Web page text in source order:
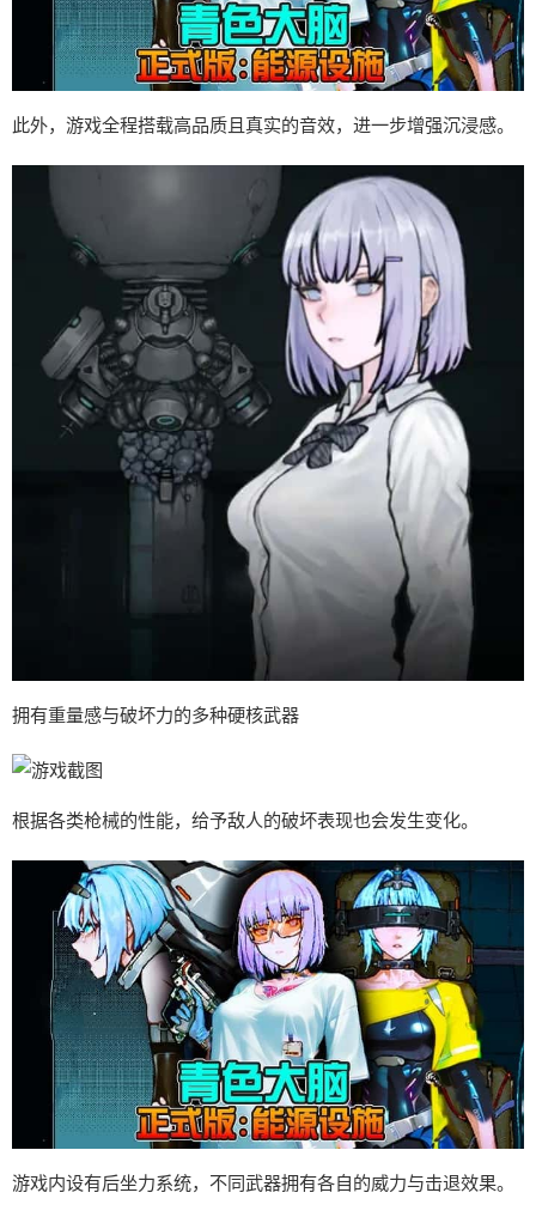
此外，游戏全程搭载高品质且真实的音效，进一步增强沉浸感。
拥有重量感与破坏力的多种硬核武器
根据各类枪械的性能，给予敌人的破坏表现也会发生变化。
游戏内设有后坐力系统，不同武器拥有各自的威力与击退效果。